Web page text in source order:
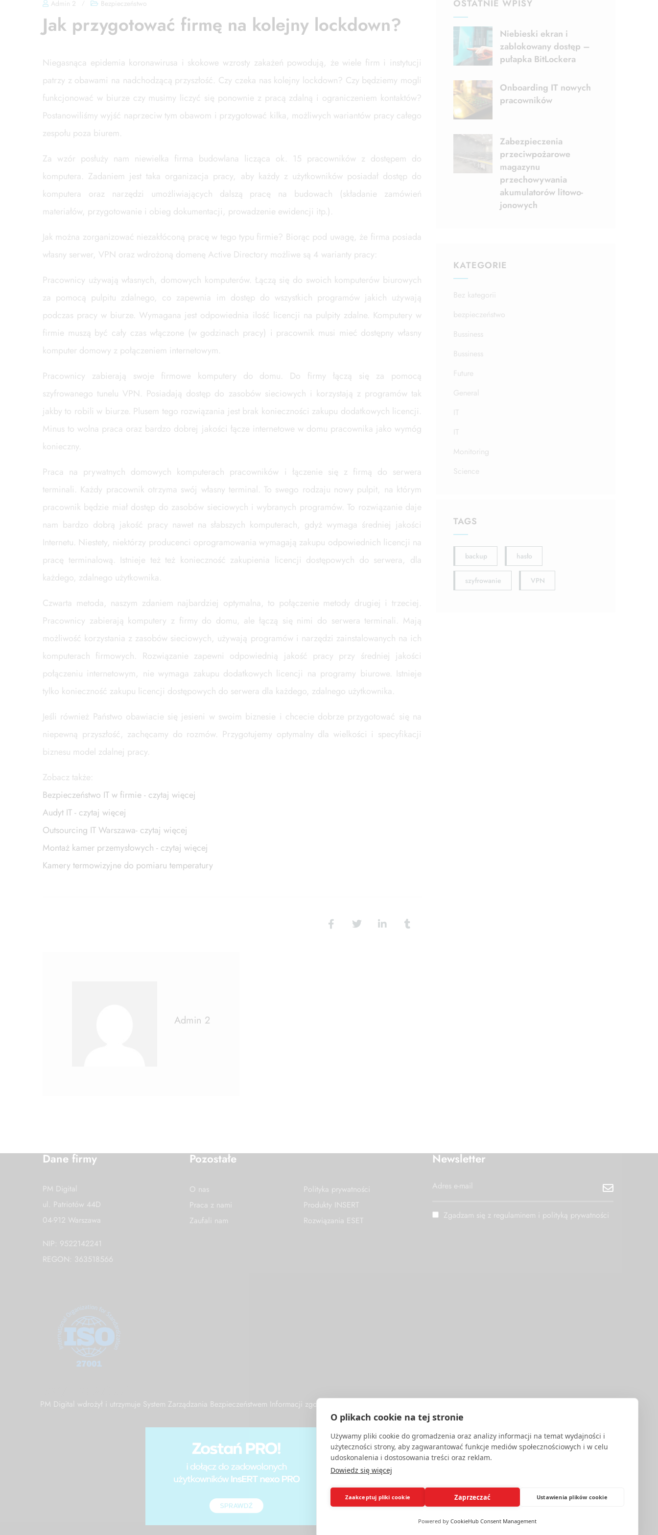
O plikach cookie na tej stronie
Używamy pliki cookie do gromadzenia oraz analizy informacji na temat wydajności i
użyteczności strony, aby zagwarantować funkcje mediów społecznościowych i w celu
udoskonalenia i dostosowania treści oraz reklam.
Dowiedz się więcej
Zaakceptuj pliki cookie Zaprzeczać Ustawienia plików cookie
Powered by CookieHub Consent Management
Admin 2 / Bezpieczeństwo
Jak przygotować firmę na kolejny lockdown?
Niegasnąca epidemia koronawirusa i skokowe wzrosty zakażeń powodują, że wiele firm i instytucji
patrzy z obawami na nadchodzącą przyszłość. Czy czeka nas kolejny lockdown? Czy będziemy mogli
funkcjonować w biurze czy musimy liczyć się ponownie z pracą zdalną i ograniczeniem kontaktów?
Postanowiliśmy wyjść naprzeciw tym obawom i przygotować kilka, możliwych wariantów pracy całego
zespołu poza biurem.
Za wzór posłuży nam niewielka firma budowlana licząca ok. 15 pracowników z dostępem do
komputera. Zadaniem jest taka organizacja pracy, aby każdy z użytkowników posiadał dostęp do
komputera oraz narzędzi umożliwiających dalszą pracę na budowach (składanie zamówień
materiałów, przygotowanie i obieg dokumentacji, prowadzenie ewidencji itp.).
Jak można zorganizować niezakłóconą pracę w tego typu firmie? Biorąc pod uwagę, że firma posiada
własny serwer, VPN oraz wdrożoną domenę Active Directory możliwe są 4 warianty pracy:
Pracownicy używają własnych, domowych komputerów. Łączą się do swoich komputerów biurowych
za pomocą pulpitu zdalnego, co zapewnia im dostęp do wszystkich programów jakich używają
podczas pracy w biurze. Wymagana jest odpowiednia ilość licencji na pulpity zdalne. Komputery w
firmie muszą być cały czas włączone (w godzinach pracy) i pracownik musi mieć dostępny własny
komputer domowy z połączeniem internetowym.
Pracownicy zabierają swoje firmowe komputery do domu. Do firmy łączą się za pomocą
szyfrowanego tunelu VPN. Posiadają dostęp do zasobów sieciowych i korzystają z programów tak
jakby to robili w biurze. Plusem tego rozwiązania jest brak konieczności zakupu dodatkowych licencji.
Minus to wolna praca oraz bardzo dobrej jakości łącze internetowe w domu pracownika jako wymóg
konieczny.
Praca na prywatnych domowych komputerach pracowników i łączenie się z firmą do serwera
terminali. Każdy pracownik otrzyma swój własny terminal. To swego rodzaju nowy pulpit, na którym
pracownik będzie miał dostęp do zasobów sieciowych i wybranych programów. To rozwiązanie daje
nam bardzo dobrą jakość pracy nawet na słabszych komputerach, gdyż wymaga średniej jakości
Internetu. Niestety, niektórzy producenci oprogramowania wymagają zakupu odpowiednich licencji na
pracę terminalową. Istnieje też też konieczność zakupienia licencji dostępowych do serwera, dla
każdego, zdalnego użytkownika.
Czwarta metoda, naszym zdaniem najbardziej optymalna, to połączenie metody drugiej i trzeciej.
Pracownicy zabierają komputery z firmy do domu, ale łączą się nimi do serwera terminali. Mają
możliwość korzystania z zasobów sieciowych, używają programów i narzędzi zainstalowanych na ich
komputerach firmowych. Rozwiązanie zapewni odpowiednią jakość pracy przy średniej jakości
połączeniu internetowym, nie wymaga zakupu dodatkowych licencji na programy biurowe. Istnieje
tylko konieczność zakupu licencji dostępowych do serwera dla każdego, zdalnego użytkownika.
Jeśli również Państwo obawiacie się jesieni w swoim biznesie i chcecie dobrze przygotować się na
niepewną przyszłość, zachęcamy do rozmów. Przygotujemy optymalny dla wielkości i specyfikacji
biznesu model zdalnej pracy.
Zobacz także:
Bezpieczeństwo IT w firmie - czytaj więcej
Audyt IT - czytaj więcej
Outsourcing IT Warszawa- czytaj więcej
Montaż kamer przemysłowych - czytaj więcej
Kamery termowizyjne do pomiaru temperatury
Admin 2
OSTATNIE WPISY
Niebieski ekran i
zablokowany dostęp –
pułapka BitLockera
Onboarding IT nowych
pracowników
Zabezpieczenia
przeciwpożarowe
magazynu
przechowywania
akumulatorów litowo-
jonowych
KATEGORIE
Bez kategorii
bezpieczeństwo
Bussiness
Bussiness
Future
General
IT
IT
Monitoring
Science
TAGS
backup hasło
szyfrowanie VPN
Dane firmy
PM Digital
ul. Patriotów 44D
04-912 Warszawa
NIP: 9522142241
REGON: 363518566
Pozostałe
O nas
Praca z nami
Zaufali nam
Polityka prywatności
Produkty INSERT
Rozwiązania ESET
Newsletter
Zgadzam się z regulaminem i polityką prywatności
PM Digital wdrożył i utrzymuje System Zarządzania Bezpieczeństwem Informacji zgodny z międzynarodową normą ISO/IEC 27001.